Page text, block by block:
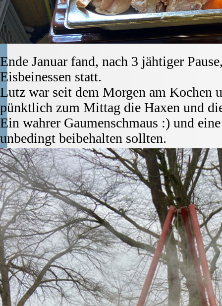
Ende Januar fand, nach 3 jähtiger
Eisbeinessen statt.
Lutz war seit dem Morgen am Kochen
pünktlich zum Mittag die Haxen und
Ein wahrer Gaumenschmaus :) und
unbedingt beibehalten sollten.